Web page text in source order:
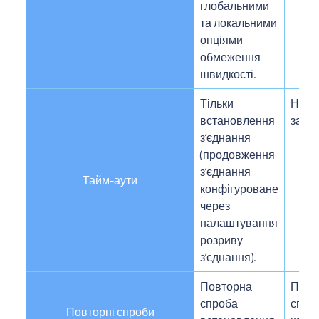
глобальними
та локальними
опціями
обмеження
швидкості.
Тайм-аути
Тільки
встановлення
зʼєднання
(продовження
зʼєднання
конфігуроване
через
налаштування
розриву
зʼєднання).
На
Повторні спроби
Повторна
спроба